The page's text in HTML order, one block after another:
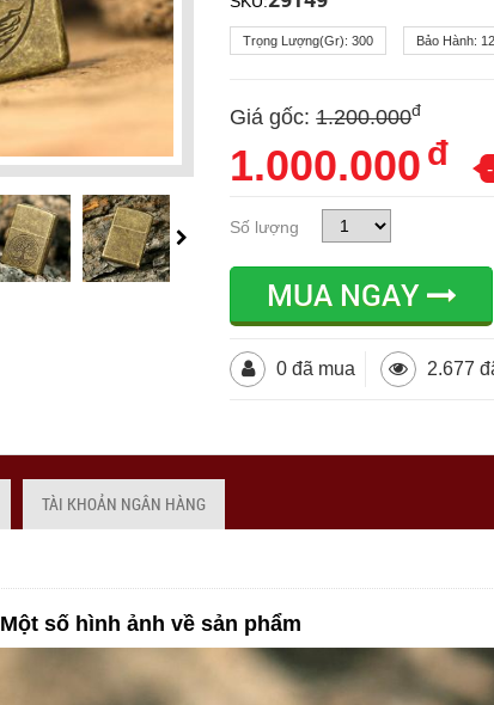
Trọng Lượng(gr):300 Bảo Hành:
Giá gốc: 1.200.000đ
1.000.000 đ
Số lượng
MUA NGAY
0 đã mua 2.677
TÀI KHOẢN NGÂN HÀNG
Một số hình ảnh về sản phẩm